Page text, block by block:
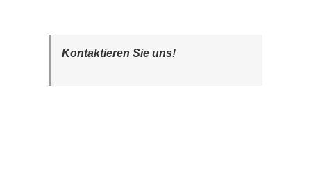
Kontaktieren Sie uns!